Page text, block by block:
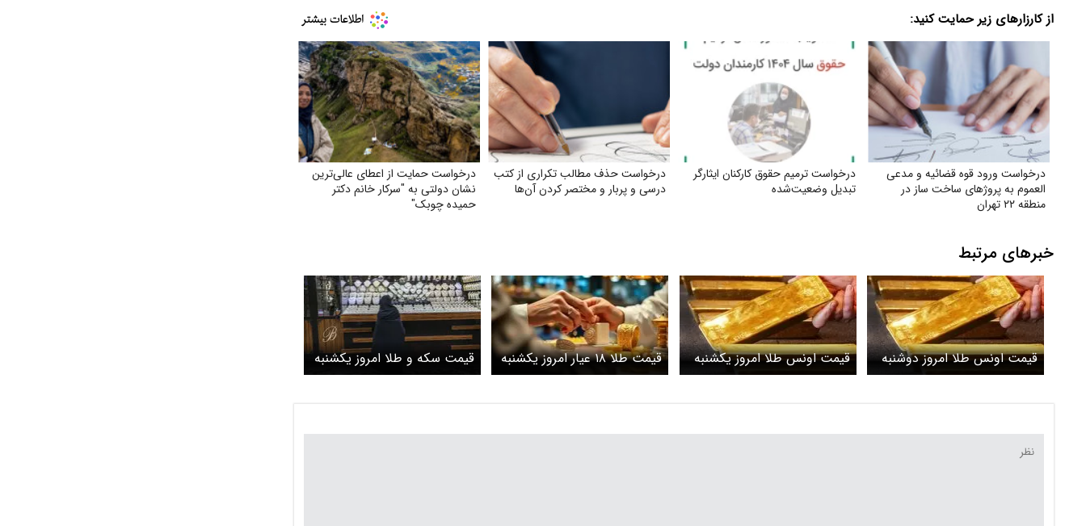
از کارزارهای زیر حمایت کنید:
درخواست ورود قوه قضائیه و مدعی
العموم به پروژهای ساخت ساز در
منطقه ۲۲ تهران
درخواست ترمیم حقوق کارکنان ایثارگر
تبدیل وضعیت‌شده
درخواست حذف مطالب تکراری از کتب
درسی و پربار و مختصر کردن آن‌ها
درخواست حمایت از اعطای عالی‌ترین
نشان دولتی به "سرکار خانم دکتر
حمیده چوبک"
خبرهای مرتبط
قیمت اونس طلا امروز دوشنبه
۴ خرداد ۱۴۰۵/افزایش قیمت
قیمت اونس طلا امروز یکشنبه
۳ خرداد ۱۴۰۵
قیمت طلا ۱۸ عیار امروز یکشنبه
۳ خرداد ۱۴۰۵/افت قیمت طلا
قیمت سکه و طلا امروز یکشنبه
۳ خرداد ۱۴۰۵/ سکه امامی